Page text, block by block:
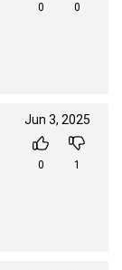
0 0
Jun 3, 2025
0 1